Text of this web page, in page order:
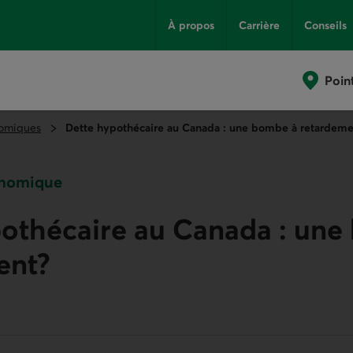
À propos Carrière Conseils
Dette hypothécaire au Canada : une bombe à
au Canada : une